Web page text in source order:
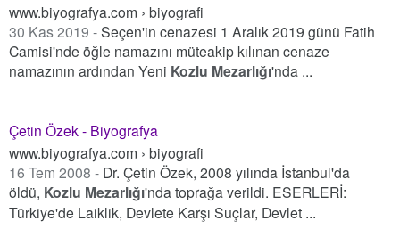
www.biyografya.com › biyografi
30 Kas 2019 -Seçen'in cenazesi 1 Aralık 2019 günü Fatih
Camisi'nde öğle namazını müteakip kılınan cenaze
namazının ardından Yeni Kozlu Mezarlığı'nda ...
Çetin Özek - Biyografya
www.biyografya.com › biyografi
16 Tem 2008 - Dr. Çetin Özek, 2008 yılında İstanbul'da
öldü, Kozlu Mezarlığı'nda toprağa verildi. ESERLERİ:
Türkiye'de Laiklik, Devlete Karşı Suçlar, Devlet ...